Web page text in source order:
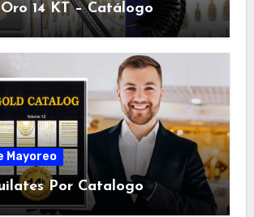
14 KT – Catálogo
Mayoreo
Por Catalogo